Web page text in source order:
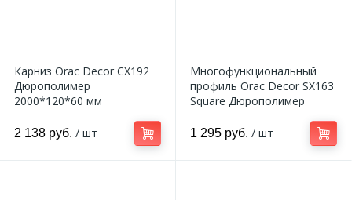
Карниз Orac Decor CX192
Дюрополимер
2000*120*60 мм
2 138 руб. / шт
Многофункциональный
профиль Orac Decor SX163
Square Дюрополимер
1 295 руб. / шт